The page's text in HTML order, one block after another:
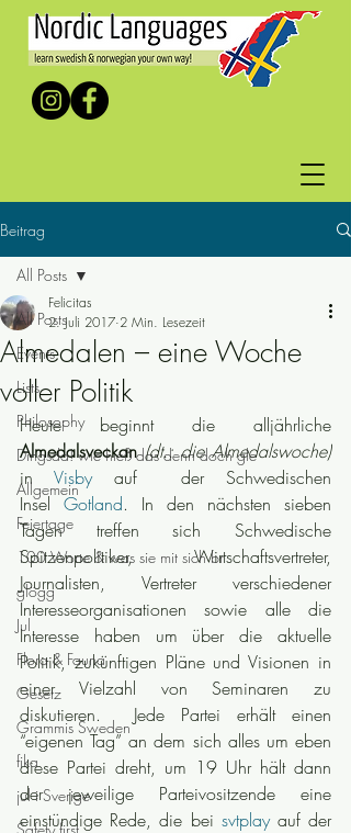
Beitrag
All Posts
Events
Lists
Philosophy
Dingsda! wie hieß das denn doch gle
Allgemein
Feiertage
100 Worte & was sie mit sich br
glögg
Jul
Flora & Fauna
Gesetz
Grammis Sweden
fika
jul i Sverige
All Posts
Almedalen – eine Woche
voller Politik
Felicitas
2. Juli 2017 2 Min. Lesezeit
Heute beginnt die alljährliche
Almedalsveckan (dt.: die Almedalswoche)
in Visby auf  der Schwedischen
Insel Gotland. In den nächsten sieben
Tagen treffen sich Schwedische
Spitzenpolitiker, Wirtschaftsvertreter,
Journalisten, Vertreter verschiedener
Interesseorganisationen sowie alle die
Interesse haben um über die aktuelle
Politik, zukünftigen Pläne und Visionen in
einer Vielzahl von Seminaren zu
diskutieren.  Jede Partei erhält einen
“eigenen Tag” an dem sich alles um eben
diese Partei dreht, um 19 Uhr hält dann
der jeweilige Parteivositzende eine
einstündige Rede, die bei svtplay auf der